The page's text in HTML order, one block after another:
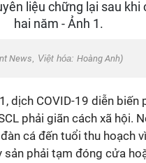
News, Việt hóa: Hoàng Anh)
dịch COVID-19 diễn biến
phải giãn cách xã hội.
cá đến tuổi thu hoạch
sản phải tạm đóng cửa